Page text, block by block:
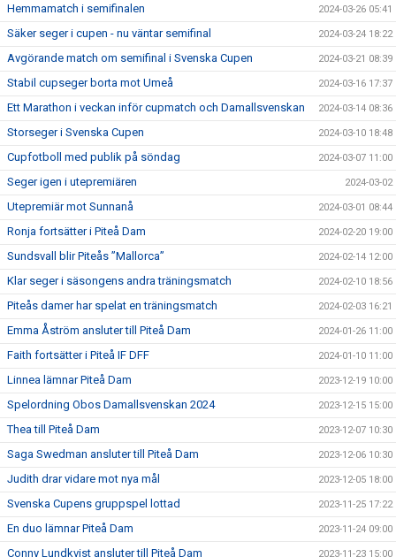
Hemmamatch i semifinalen 2024-03-26 05:41
Säker seger i cupen - nu väntar semifinal 2024-03-24 18:22
Avgörande match om semifinal i Svenska Cupen 2024-03-21 08:39
Stabil cupseger borta mot Umeå 2024-03-16 17:37
Ett Marathon i veckan inför cupmatch och Damallsvenskan 2024-03-14 08:36
Storseger i Svenska Cupen 2024-03-10 18:48
Cupfotboll med publik på söndag 2024-03-07 11:00
Seger igen i utepremiären 2024-03-02
Utepremiär mot Sunnanå 2024-03-01 08:44
Ronja fortsätter i Piteå Dam 2024-02-20 19:00
Sundsvall blir Piteås ”Mallorca” 2024-02-14 12:00
Klar seger i säsongens andra träningsmatch 2024-02-10 18:56
Piteås damer har spelat en träningsmatch 2024-02-03 16:21
Emma Åström ansluter till Piteå Dam 2024-01-26 11:00
Faith fortsätter i Piteå IF DFF 2024-01-10 11:00
Linnea lämnar Piteå Dam 2023-12-19 10:00
Spelordning Obos Damallsvenskan 2024 2023-12-15 15:00
Thea till Piteå Dam 2023-12-07 10:30
Saga Swedman ansluter till Piteå Dam 2023-12-06 10:30
Judith drar vidare mot nya mål 2023-12-05 18:00
Svenska Cupens gruppspel lottad 2023-11-25 17:22
En duo lämnar Piteå Dam 2023-11-24 09:00
Conny Lundkvist ansluter till Piteå Dam 2023-11-23 15:00